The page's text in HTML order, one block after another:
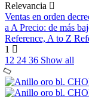
Relevancia
Ventas en orden
a APrecio: de más
Reference, A to Z
1
12 24 36 Show all